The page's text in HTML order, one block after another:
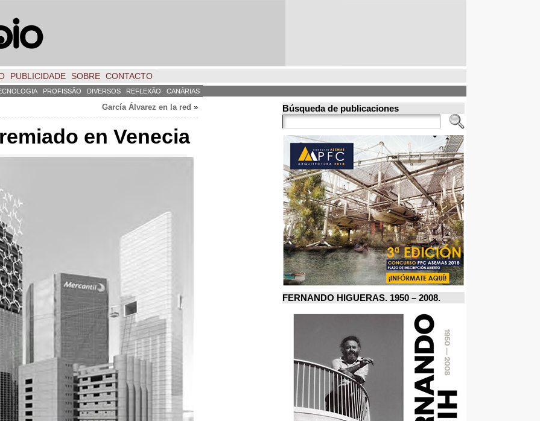
PUBLICIDADE SOBRE CONTACTO
PROFISSÃO DIVERSOS REFLEXÃO CANÁRIAS
García Álvarez en la red »
en Venecia
Búsqueda de publicaciones
FERNANDO HIGUERAS. 1950 – 2008.